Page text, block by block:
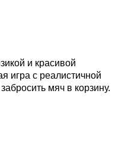
и красивой
игра с реалистичной
мяч в корзину.